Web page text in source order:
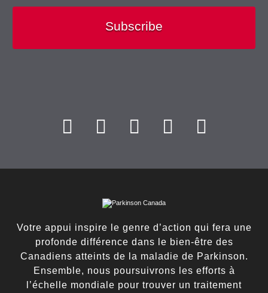
Subscribe
Votre appui inspire le genre d’action qui fera une
profonde différence dans le bien-être des
Canadiens atteints de la maladie de Parkinson.
Ensemble, nous poursuivrons les efforts à
l’échelle mondiale pour trouver un traitement